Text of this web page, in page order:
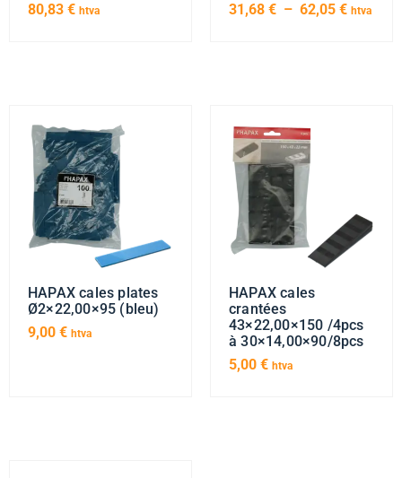
80,83 € htva 31,68 € – 62,05 € htva
HAPAX cales plates
Ø2×22,00×95 (bleu)
9,00 € htva
HAPAX cales
crantées
43×22,00×150 /4pcs
à 30×14,00×90/8pcs
5,00 € htva